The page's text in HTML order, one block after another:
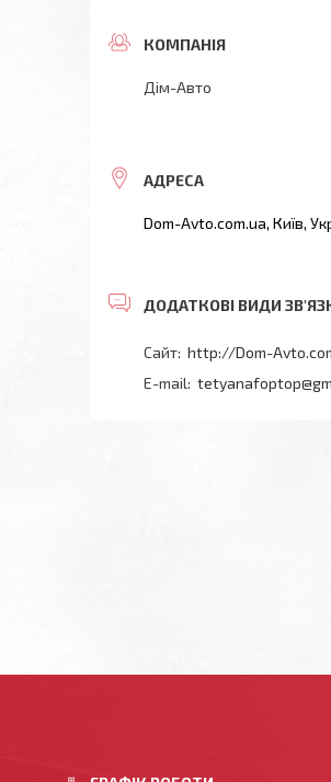
Дім-Авто
Dom-Avto.com.ua, Київ,
http://Dom-